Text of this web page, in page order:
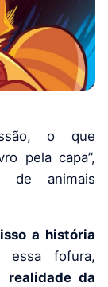
o que
pela capa”,
de animais
a história
fofura,
da